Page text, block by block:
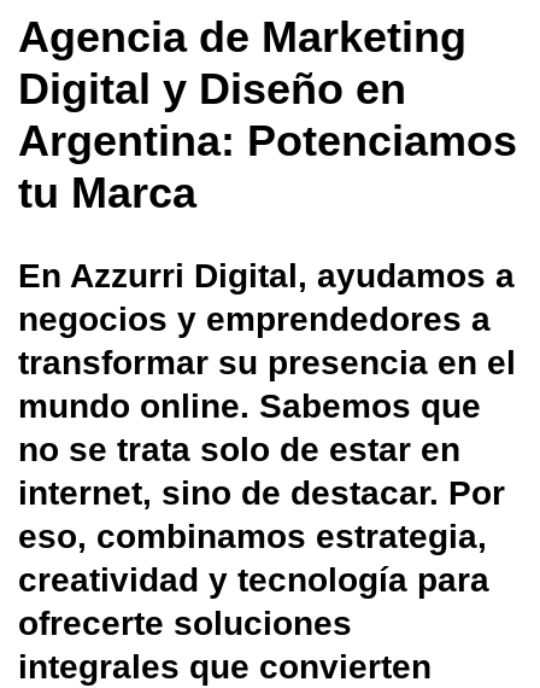
Agencia de Marketing
Digital y Diseño en
Argentina: Potenciamos
tu Marca
En Azzurri Digital, ayudamos a
negocios y emprendedores a
transformar su presencia en el
mundo online. Sabemos que
no se trata solo de estar en
internet, sino de destacar. Por
eso, combinamos estrategia,
creatividad y tecnología para
ofrecerte soluciones
integrales que convierten